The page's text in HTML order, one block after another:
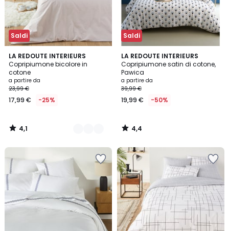
Saldi
LA REDOUTE INTERIEURS
Copripiumone bicolore in
cotone
a partire da
23,99 €
17,99 € -25%
4,1
/ 5
4
Colori
4,1
/
Saldi
LA REDOUTE INTERIEURS
Copripiumone satin di cotone,
Pawica
a partire da
39,99 €
19,99 € -50%
4,4
/ 5
4,4
/